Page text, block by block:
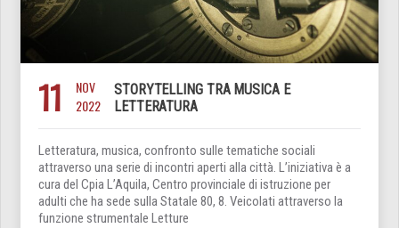
11
NOV
2022
STORYTELLING TRA MUSICA E
LETTERATURA
Letteratura, musica, confronto sulle tematiche sociali
attraverso una serie di incontri aperti alla città. L’iniziativa è a
cura del Cpia L’Aquila, Centro provinciale di istruzione per
adulti che ha sede sulla Statale 80, 8. Veicolati attraverso la
funzione strumentale Letture